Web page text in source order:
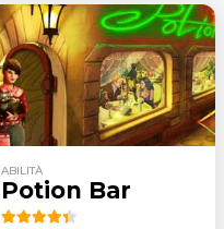
ABILITÀ
Potion Bar